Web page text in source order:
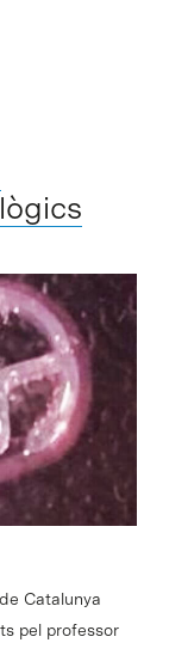
Catalunya
pel professor